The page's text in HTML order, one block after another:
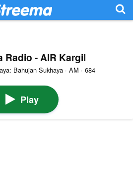
Radio - AIR Kargil
Bahujan Sukhaya · AM · 684
Play